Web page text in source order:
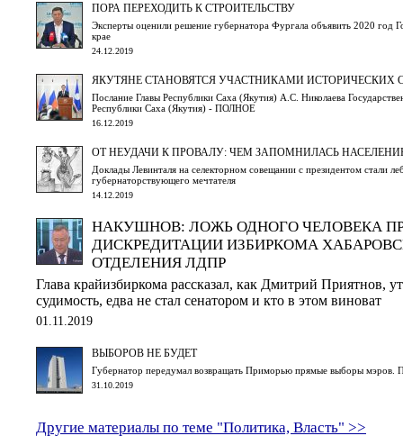
ПОРА ПЕРЕХОДИТЬ К СТРОИТЕЛЬСТВУ
Эксперты оценили решение губернатора Фургала объявить 2020 год
крае
24.12.2019
ЯКУТЯНЕ СТАНОВЯТСЯ УЧАСТНИКАМИ ИСТОРИЧЕСКИХ
Послание Главы Республики Саха (Якутия) А.С. Николаева
Республики Саха (Якутия) - ПОЛНОЕ
16.12.2019
ОТ НЕУДАЧИ К ПРОВАЛУ: ЧЕМ ЗАПОМНИЛАСЬ
Доклады Левинталя на селекторном совещании с президентом стали
губернаторствующего мечтателя
14.12.2019
НАКУШНОВ: ЛОЖЬ ОДНОГО ЧЕЛОВЕКА
ДИСКРЕДИТАЦИИ ИЗБИРКОМА
ОТДЕЛЕНИЯ ЛДПР
Глава крайизбиркома рассказал, как Дмитрий Приятнов,
судимость, едва не стал сенатором и кто в этом виноват
01.11.2019
ВЫБОРОВ НЕ БУДЕТ
Губернатор передумал возвращать Приморью прямые выборы мэров.
31.10.2019
Другие материалы по теме "Политика, Власть" >>